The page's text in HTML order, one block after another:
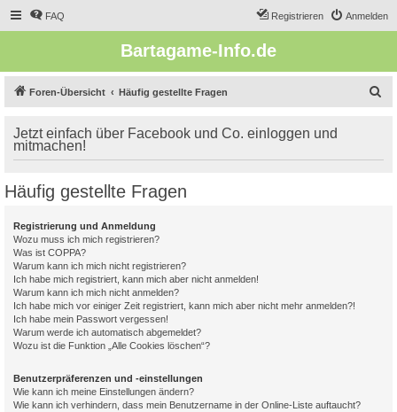
FAQ Anmelden
Registrieren
Bartagame-Info.de
Foren-Übersicht Häufig gestellte Fragen
Jetzt einfach über Facebook und Co. einloggen und
mitmachen!
Häufig gestellte Fragen
Registrierung und Anmeldung
Wozu muss ich mich registrieren?
Was ist COPPA?
Warum kann ich mich nicht registrieren?
Ich habe mich registriert, kann mich aber nicht anmelden!
Warum kann ich mich nicht anmelden?
Ich habe mich vor einiger Zeit registriert, kann mich aber nicht mehr anmelden?!
Ich habe mein Passwort vergessen!
Warum werde ich automatisch abgemeldet?
Wozu ist die Funktion „Alle Cookies löschen“?
Benutzerpräferenzen und -einstellungen
Wie kann ich meine Einstellungen ändern?
Wie kann ich verhindern, dass mein Benutzername in der Online-Liste auftaucht?